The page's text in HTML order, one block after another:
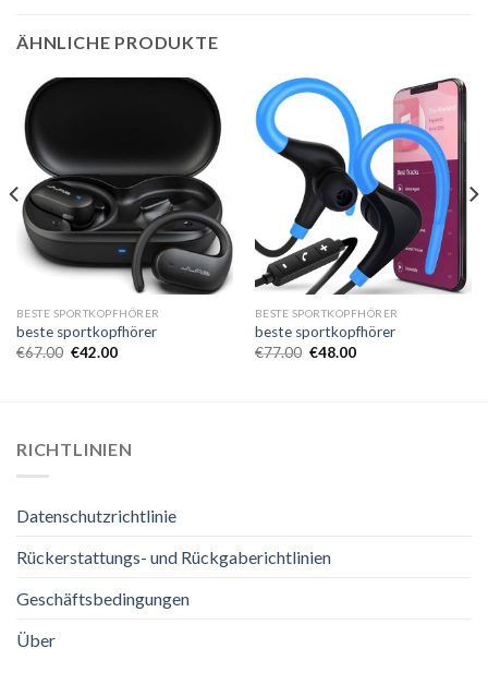
ÄHNLICHE PRODUKTE
BESTE SPORTKOPFHÖRER
beste sportkopfhörer
€67.00 €42.00
BESTE SPORTKOPFHÖRER
beste sportkopfhörer
€77.00 €48.00
RICHTLINIEN
Datenschutzrichtlinie
Rückerstattungs- und Rückgaberichtlinien
Geschäftsbedingungen
Über